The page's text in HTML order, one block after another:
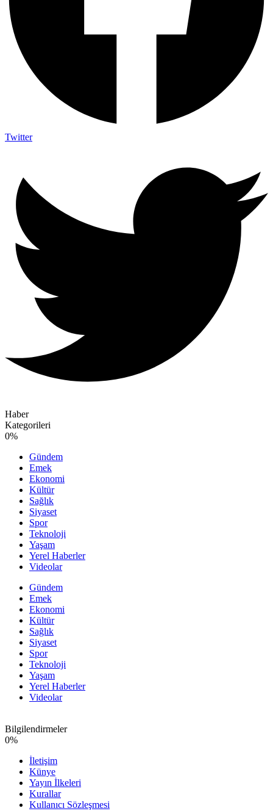
Twitter
Haber
Kategorileri
0%
Gündem
Emek
Ekonomi
Kültür
Sağlık
Siyaset
Spor
Teknoloji
Yaşam
Yerel Haberler
Videolar
Gündem
Emek
Ekonomi
Kültür
Sağlık
Siyaset
Spor
Teknoloji
Yaşam
Yerel Haberler
Videolar
Bilgilendirmeler
0%
İletişim
Künye
Yayın İlkeleri
Kurallar
Kullanıcı Sözleşmesi